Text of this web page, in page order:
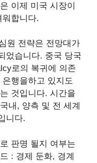
이제 미국 시장이
합니다.
원 전략은 전망대가
었습니다. 중국 당국
로의 복귀에 의존
행을하고 있지도
것입니다. 시간을
내, 양측 및 전 세계
니다.
판명 될지 여부는
: 경제 둔화, 경계